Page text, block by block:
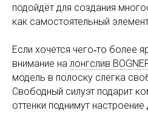
подойдёт для создания
как самостоятельный
Если хочется чего‑то более
внимание на лонгслив
модель в полоску слегка
Свободный силуэт подарит
оттенки поднимут